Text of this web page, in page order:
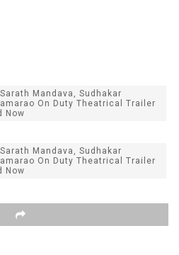
Mandava, Sudhakar
On Duty Theatrical Trailer
Now
Mandava, Sudhakar
On Duty Theatrical Trailer
Now